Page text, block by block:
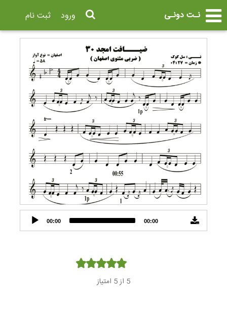
نـت دونـی ثبت نام ورود
Audio
Player
00:00 00:00
5 از 5 امتیاز